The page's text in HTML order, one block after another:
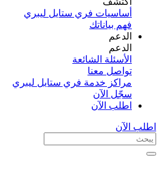
أساسيات فري ستايل ليبري
فهم بياناتك
الدعم
الدعم
الأسئلة الشائعة
تواصل معنا
مراكز خدمة فري ستايل ليبري
سجّل الآن​
اطلب الآن
اطلب الآن